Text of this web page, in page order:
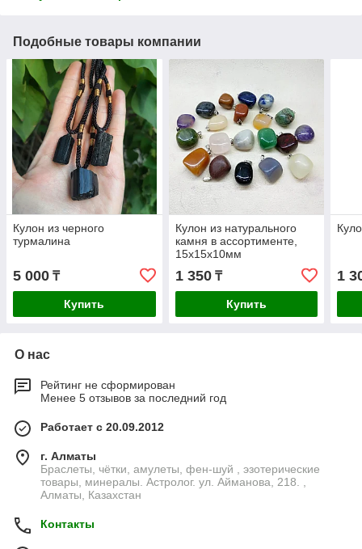
Подобные товары компании
Кулон из черного
турмалина
5 000 ₸
Купить
Кулон из натурального
камня в ассортименте,
15х15х10мм
1 350₸
Купить
1
О нас
Рейтинг не сформирован
Менее 5 отзывов за последний год
Работает с 20.09.2012
г. Алматы
Браслеты, чётки, амулеты, фен-шуй , эзотерические
товары, минералы. Астролог. ул. Айманова, 218. ,
Алматы, Казахстан
Контакты